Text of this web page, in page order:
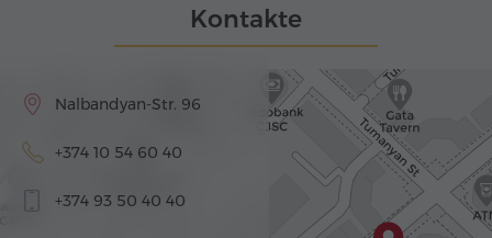
Kontakte
Nalbandyan-Str. 96
+374 10 54 60 40
+374 93 50 40 40